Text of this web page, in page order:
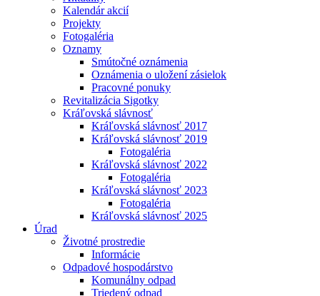
Kalendár akcií
Projekty
Fotogaléria
Oznamy
Smútočné oznámenia
Oznámenia o uložení zásielok
Pracovné ponuky
Revitalizácia Sigotky
Kráľovská slávnosť
Kráľovská slávnosť 2017
Kráľovská slávnosť 2019
Fotogaléria
Kráľovská slávnosť 2022
Fotogaléria
Kráľovská slávnosť 2023
Fotogaléria
Kráľovská slávnosť 2025
Úrad
Životné prostredie
Informácie
Odpadové hospodárstvo
Komunálny odpad
Triedený odpad